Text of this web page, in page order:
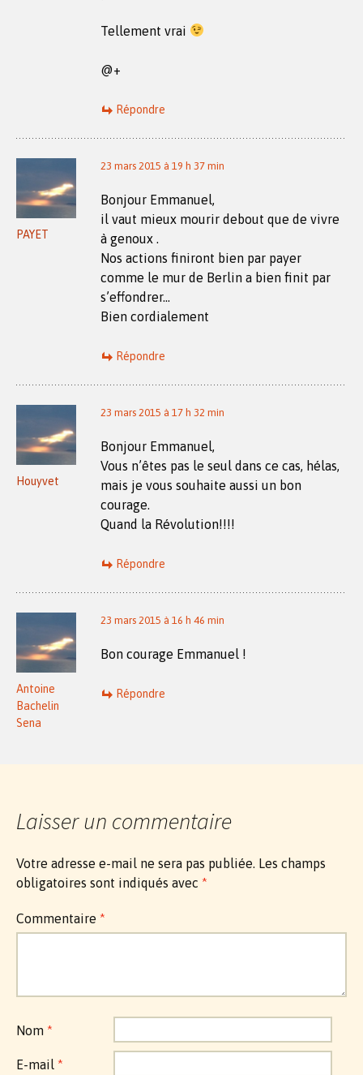
Tellement vrai
@+
Répondre
PAYET
23 mars 2015 à 19 h 37 min
Bonjour Emmanuel,
il vaut mieux mourir debout que de vivre
à genoux .
Nos actions finiront bien par payer
comme le mur de Berlin a bien finit par
s’effondrer…
Bien cordialement
Répondre
Houyvet
23 mars 2015 à 17 h 32 min
Bonjour Emmanuel,
Vous n’êtes pas le seul dans ce cas, hélas,
mais je vous souhaite aussi un bon
courage.
Quand la Révolution!!!!
Répondre
Antoine
Bachelin
Sena
23 mars 2015 à 16 h 46 min
Bon courage Emmanuel !
Répondre
Laisser un commentaire
Votre adresse e-mail ne sera pas publiée. Les champs
obligatoires sont indiqués avec *
Commentaire *
Nom *
E-mail *